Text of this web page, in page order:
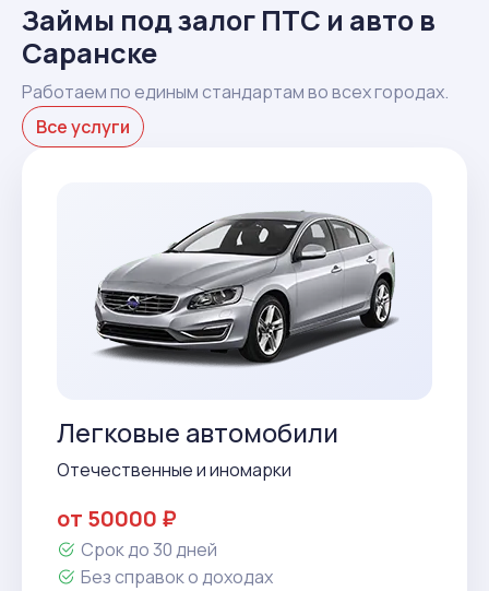
Займы под залог ПТС и авто в
Саранске
Работаем по единым стандартам во всех городах.
Все услуги
Легковые автомобили
Отечественные и иномарки
от 50000 ₽
Срок до 30 дней
Без справок о доходах